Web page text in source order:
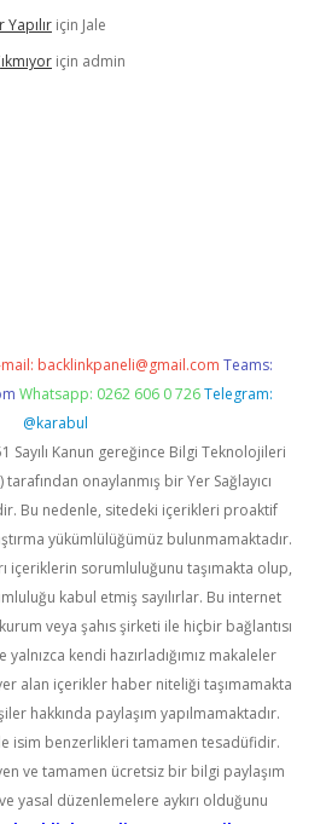
için Jale
için admin
mail: backlinkpaneli@gmail.com Teams:
Whatsapp: 0262 606 0 726 Telegram:
@karabul
Sayılı Kanun gereğince Bilgi Teknolojileri
onaylanmış bir Yer Sağlayıcı
Bu nedenle, sitedeki içerikleri proaktif
yükümlülüğümüz bulunmamaktadır.
içeriklerin sorumluluğunu taşımakta olup,
kabul etmiş sayılırlar. Bu internet
veya şahıs şirketi ile hiçbir bağlantısı
kendi hazırladığımız makaleler
alan içerikler haber niteliği taşımamakta
hakkında paylaşım yapılmamaktadır.
isim benzerlikleri tamamen tesadüfidir.
ve tamamen ücretsiz bir bilgi paylaşım
yasal düzenlemelere aykırı olduğunu